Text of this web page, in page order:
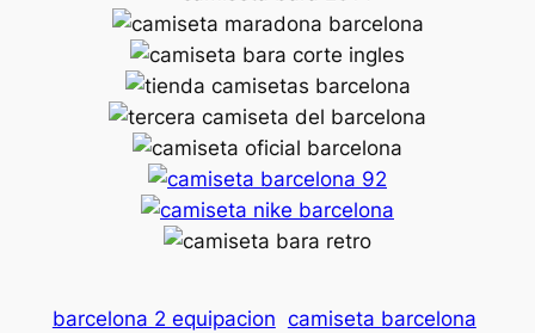
barcelona 2 equipacion camiseta barcelona